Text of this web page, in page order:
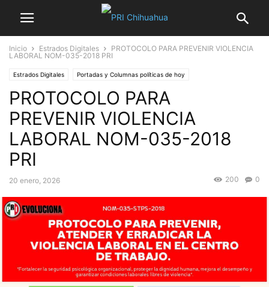
Inicio Estrados Digitales
PROTOCOLO PARA PREVENIR VIOLENCIA
LABORAL NOM-035-2018 PRI
Estrados Digitales Portadas y Columnas políticas de hoy
PROTOCOLO PARA
PREVENIR VIOLENCIA
LABORAL NOM-035-2018
PRI
20 enero, 2026 0
200